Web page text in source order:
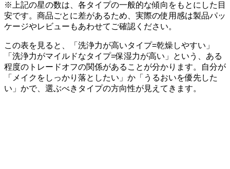
※上記の星の数は、各タイプの一般的な傾向をもとにした目
安です。商品ごとに差があるため、実際の使用感は製品パッ
ケージやレビューもあわせてご確認ください。
この表を見ると、「洗浄力が高いタイプ=乾燥しやすい」
「洗浄力がマイルドなタイプ=保湿力が高い」という、ある
程度のトレードオフの関係があることが分かります。自分が
「メイクをしっかり落としたい」か「うるおいを優先した
い」かで、選ぶべきタイプの方向性が見えてきます。